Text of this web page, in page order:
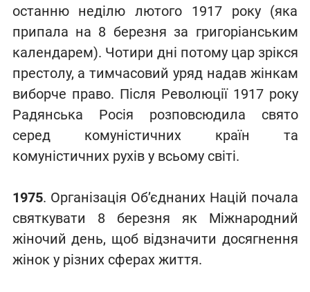
останню неділю лютого 1917 року (яка
припала на 8 березня за григоріанським
календарем). Чотири дні потому цар зрікся
престолу, а тимчасовий уряд надав жінкам
виборче право. Після Революції 1917 року
Радянська Росія розповсюдила свято
серед комуністичних країн та
комуністичних рухів у всьому світі.
1975. Організація Об’єднаних Націй почала
святкувати 8 березня як Міжнародний
жіночий день, щоб відзначити досягнення
жінок у різних сферах життя.